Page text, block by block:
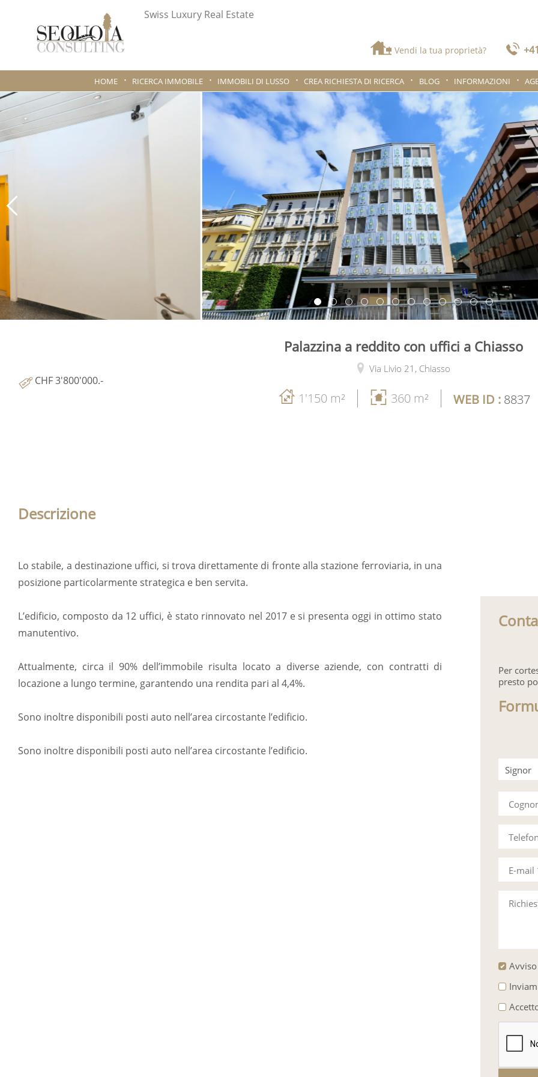
Swiss Luxury Real Estate
Vendi la tua proprietà?
HOME RICERCA IMMOBILE IMMOBILI DI LUSSO CREA RICHIESTA DI RICERCA BLOG INFORMAZIONI
Palazzina a reddito con uffici a Chiasso
Via Livio 21, Chiasso
CHF 3'800'000.-
1'150 m² 360 m² WEB ID : 8837
Descrizione
Lo stabile, a destinazione uffici, si trova direttamente di fronte alla stazione ferroviaria, in una
posizione particolarmente strategica e ben servita.
L’edificio, composto da 12 uffici, è stato rinnovato nel 2017 e si presenta oggi in ottimo stato
manutentivo.
Attualmente, circa il 90% dell’immobile risulta locato a diverse aziende, con contratti di
locazione a lungo termine, garantendo una rendita pari al 4,4%.
Sono inoltre disponibili posti auto nell’area circostante l’edificio.
Sono inoltre disponibili posti auto nell’area circostante l’edificio.
Per
presto
Signor
Signora
E-mail